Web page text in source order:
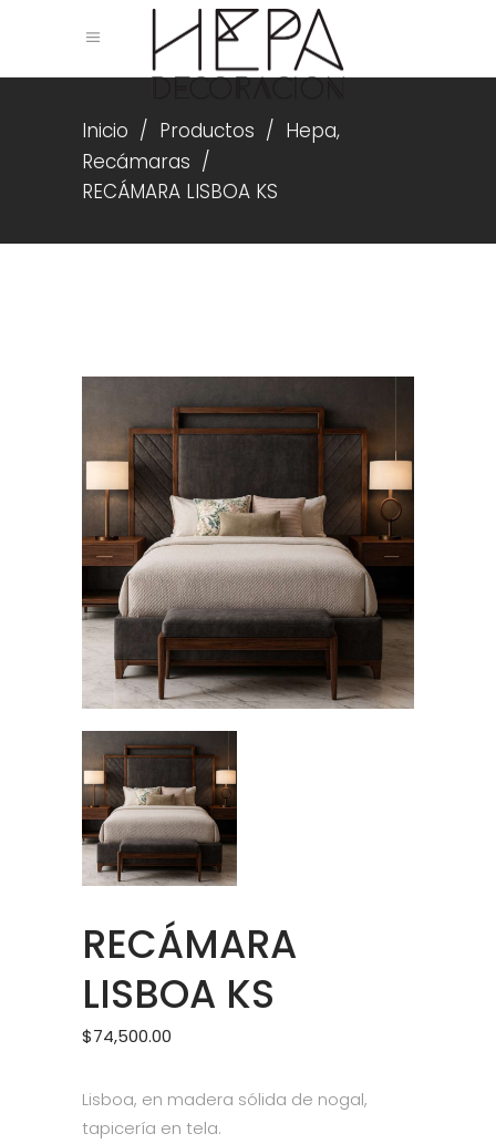
Inicio / Productos / Hepa,
Recámaras /
RECÁMARA LISBOA KS
RECÁMARA
LISBOA KS
$74,500.00
Lisboa, en madera sólida de nogal,
tapicería en tela.